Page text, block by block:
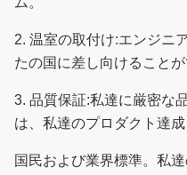
2. 温室の取付け:エンジニ
たの国に差し向けることが
3. 品質保証:私達に厳密な
は、私達のプロダクト達成
国民および業界標準。 私